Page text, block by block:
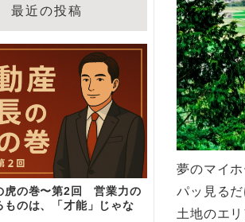
夢のマイ
パッ見る
土地のエ
最近の投稿
虎の巻〜第2回 営業力の
ものは、「才能」じゃな